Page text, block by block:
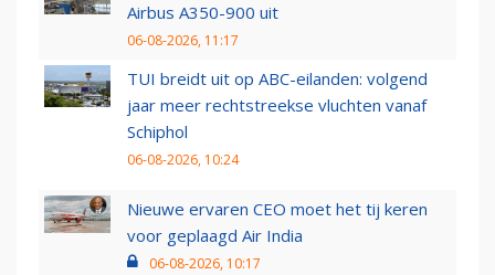
Airbus A350-900 uit
06-08-2026, 11:17
TUI breidt uit op ABC-eilanden: volgend
jaar meer rechtstreekse vluchten vanaf
Schiphol
06-08-2026, 10:24
Nieuwe ervaren CEO moet het tij keren
voor geplaagd Air India
06-08-2026, 10:17